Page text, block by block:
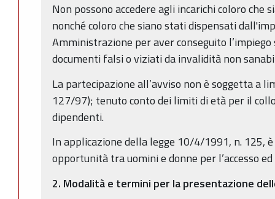
Non possono accedere agli incarichi coloro
nonché coloro che siano stati dispensati
Amministrazione per aver conseguito
documenti falsi o viziati da invalidità non
La partecipazione all’avviso non è soggetta a
127/97); tenuto conto dei limiti di età per il
dipendenti.
In applicazione della legge 10/4/1991, n. 125,
opportunità tra uomini e donne per l’accesso
2. Modalità e termini per la presentazione